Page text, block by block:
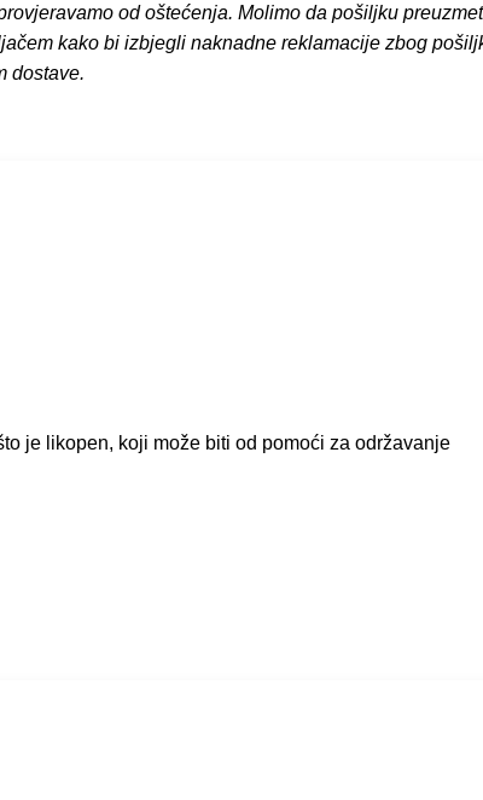
od oštećenja. Molimo da pošiljku
kako bi izbjegli naknadne reklamacije zbog
dostave.
je likopen, koji može biti od pomoći za održavanje